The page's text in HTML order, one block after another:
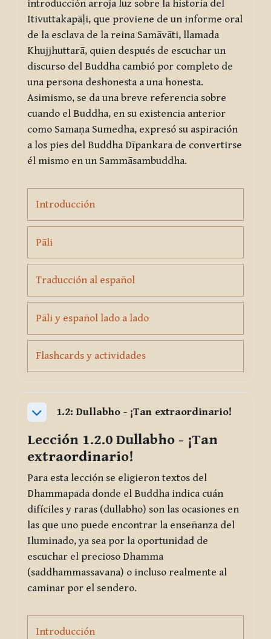
introducción arroja luz sobre la historia del
Itivuttakapāḷi, que proviene de un informe oral
de la esclava de la reina Samāvāti, llamada
Khujjhuttarā, quien después de escuchar un
discurso del Buddha cambió por completo de
una persona deshonesta a una honesta.
Asimismo, se da una breve referencia sobre
cuando el Buddha, en su existencia anterior
como Samaṇa Sumedha, expresó su aspiración
a los pies del Buddha Dīpankara de convertirse
él mismo en un Sammāsambuddha.
IntroducciónPage
PāliPage
Traducción al españolPage
Pāli y español lado a ladoPage
Flashcards y actividadesPage
Collapse
1.2: Dullabho - ¡Tan extraordinario!
Lección 1.2.0 Dullabho - ¡Tan
extraordinario!
Para esta lección se eligieron textos del
Dhammapada donde el Buddha indica cuán
difíciles y raras (dullabho) son las ocasiones en
las que uno puede encontrar la enseñanza del
Iluminado, ya sea por la oportunidad de
escuchar el precioso Dhamma
(saddhammassavana) o incluso realmente al
caminar por el sendero.
IntroducciónPage